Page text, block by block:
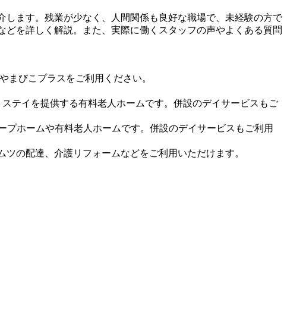
ます。残業が少なく、人間関係も良好な職場で、未経験の方で
を詳しく解説。また、実際に働くスタッフの声やよくある質問
まびこプラスをご利用ください。
テイを提供する有料老人ホームです。併設のデイサービスもご
ホームや有料老人ホームです。併設のデイサービスもご利用
の配達、介護リフォームなどをご利用いただけます。